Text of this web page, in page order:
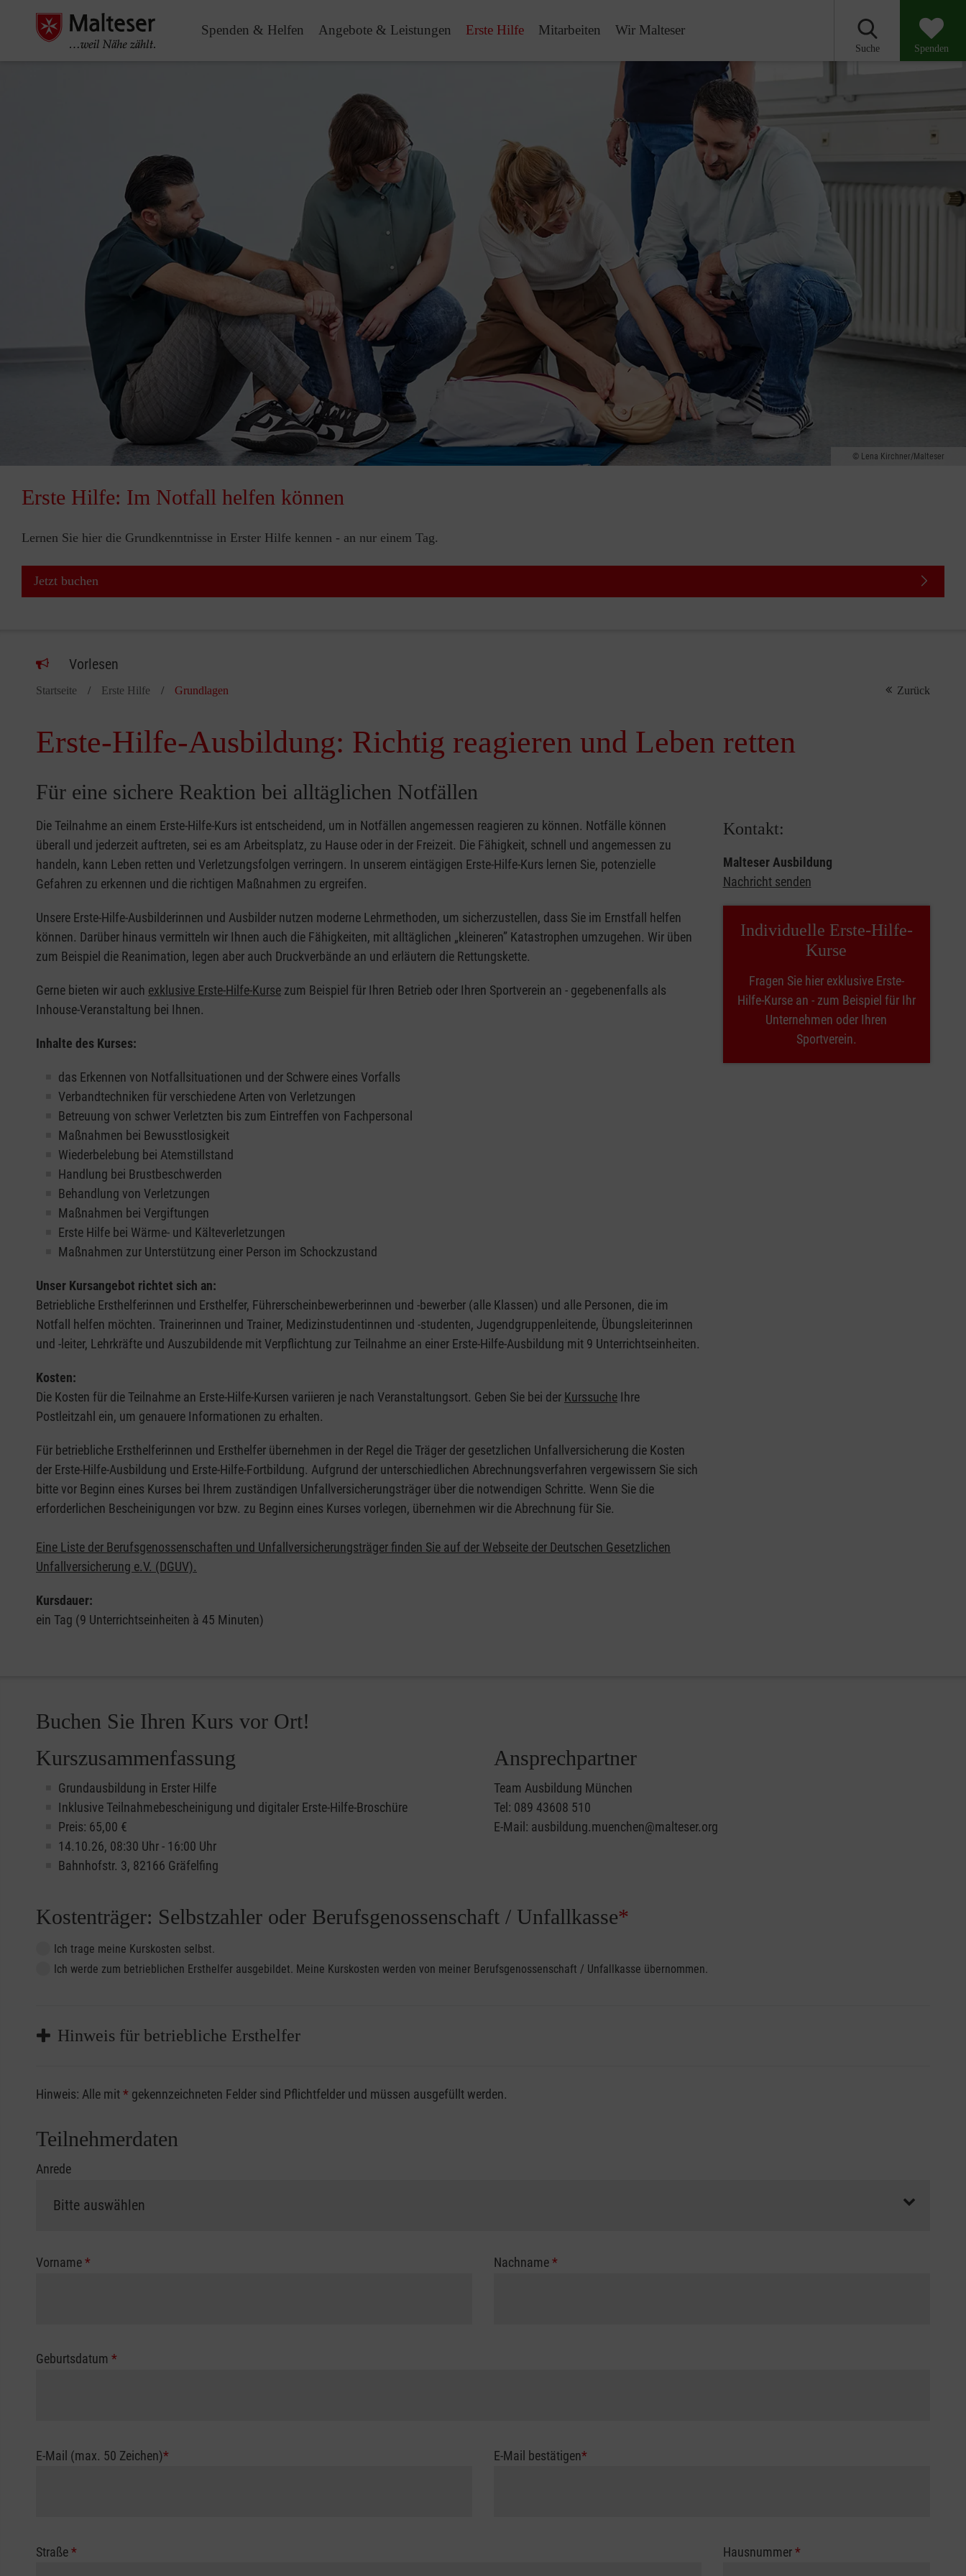
Spenden & Helfen Angebote & Leistungen Erste Hilfe Mitarbeiten Wir Malteser
Suche Spenden
Lena Kirchner/Malteser
Erste Hilfe: Im Notfall helfen können
Lernen Sie hier die Grundkenntnisse in Erster Hilfe kennen - an nur einem Tag.
Jetzt buchen
Vorlesen
Startseite Erste Hilfe Grundlagen Zurück
Erste-Hilfe-Ausbildung: Richtig reagieren und Leben retten
Für eine sichere Reaktion bei alltäglichen Notfällen
Die Teilnahme an einem Erste-Hilfe-Kurs ist entscheidend, um in Notfällen angemessen reagieren zu können. Notfälle können
überall und jederzeit auftreten, sei es am Arbeitsplatz, zu Hause oder in der Freizeit. Die Fähigkeit, schnell und angemessen zu
handeln, kann Leben retten und Verletzungsfolgen verringern. In unserem eintägigen Erste-Hilfe-Kurs lernen Sie, potenzielle
Gefahren zu erkennen und die richtigen Maßnahmen zu ergreifen.
Unsere Erste-Hilfe-Ausbilderinnen und Ausbilder nutzen moderne Lehrmethoden, um sicherzustellen, dass Sie im Ernstfall helfen
können. Darüber hinaus vermitteln wir Ihnen auch die Fähigkeiten, mit alltäglichen „kleineren” Katastrophen umzugehen. Wir üben
zum Beispiel die Reanimation, legen aber auch Druckverbände an und erläutern die Rettungskette.
Gerne bieten wir auch exklusive Erste-Hilfe-Kurse zum Beispiel für Ihren Betrieb oder Ihren Sportverein an - gegebenenfalls als
Inhouse-Veranstaltung bei Ihnen.
Inhalte des Kurses:
das Erkennen von Notfallsituationen und der Schwere eines Vorfalls
Verbandtechniken für verschiedene Arten von Verletzungen
Betreuung von schwer Verletzten bis zum Eintreffen von Fachpersonal
Maßnahmen bei Bewusstlosigkeit
Wiederbelebung bei Atemstillstand
Handlung bei Brustbeschwerden
Behandlung von Verletzungen
Maßnahmen bei Vergiftungen
Erste Hilfe bei Wärme- und Kälteverletzungen
Maßnahmen zur Unterstützung einer Person im Schockzustand
Unser Kursangebot richtet sich an:
Betriebliche Ersthelferinnen und Ersthelfer, Führerscheinbewerberinnen und -bewerber (alle Klassen) und alle Personen, die im
Notfall helfen möchten. Trainerinnen und Trainer, Medizinstudentinnen und -studenten, Jugendgruppenleitende, Übungsleiterinnen
und -leiter, Lehrkräfte und Auszubildende mit Verpflichtung zur Teilnahme an einer Erste-Hilfe-Ausbildung mit 9 Unterrichtseinheiten.
Kosten:
Die Kosten für die Teilnahme an Erste-Hilfe-Kursen variieren je nach Veranstaltungsort. Geben Sie bei der Kurssuche Ihre
Postleitzahl ein, um genauere Informationen zu erhalten.
Für betriebliche Ersthelferinnen und Ersthelfer übernehmen in der Regel die Träger der gesetzlichen Unfallversicherung die Kosten
der Erste-Hilfe-Ausbildung und Erste-Hilfe-Fortbildung. Aufgrund der unterschiedlichen Abrechnungsverfahren vergewissern Sie sich
bitte vor Beginn eines Kurses bei Ihrem zuständigen Unfallversicherungsträger über die notwendigen Schritte. Wenn Sie die
erforderlichen Bescheinigungen vor bzw. zu Beginn eines Kurses vorlegen, übernehmen wir die Abrechnung für Sie.
Eine Liste der Berufsgenossenschaften und Unfallversicherungsträger finden Sie auf der Webseite der Deutschen Gesetzlichen
Unfallversicherung e.V. (DGUV).
Kursdauer:
ein Tag (9 Unterrichtseinheiten à 45 Minuten)
Kontakt:
Malteser Ausbildung
Nachricht senden
Individuelle Erste-Hilfe-
Kurse
Fragen Sie hier exklusive Erste-
Hilfe-Kurse an - zum Beispiel für Ihr
Unternehmen oder Ihren
Sportverein.
Buchen Sie Ihren Kurs vor Ort!
Kurszusammenfassung
Grundausbildung in Erster Hilfe
Inklusive Teilnahmebescheinigung und digitaler Erste-Hilfe-Broschüre
Preis: 65,00 €
14.10.26, 08:30 Uhr - 16:00 Uhr
Bahnhofstr. 3, 82166 Gräfelfing
Ansprechpartner
Team Ausbildung München
Tel: 089 43608 510
E-Mail: ausbildung.muenchen@malteser.org
Kostenträger: Selbstzahler oder Berufsgenossenschaft / Unfallkasse*
Ich trage meine Kurskosten selbst.
Ich werde zum betrieblichen Ersthelfer ausgebildet. Meine Kurskosten werden von meiner Berufsgenossenschaft / Unfallkasse übernommen.
Hinweis für betriebliche Ersthelfer
Sofern Sie ein Kostenübernahmeverfahren Ihrer Berufsgenossenschaft / Unfallkasse nutzen, beachten Sie bitte, dass die Abrechnungsunterlagen spätestens zu Kursbeginn
vorliegen müssen. Andernfalls erfolgt eine Abrechnung der vollen Kursgebühr als Selbstzahler.
Hinweis: Alle mit* gekennzeichneten Felder sind Pflichtfelder und müssen ausgefüllt werden.
Teilnehmerdaten
Anrede
Vorname* Nachname*
Geburtsdatum *
E-Mail (max. 50 Zeichen)* E-Mail bestätigen*
Straße* Hausnummer*